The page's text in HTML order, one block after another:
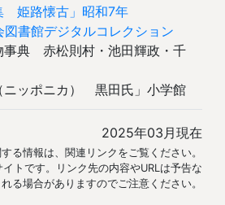
姫路懐古」昭和7年
書館デジタルコレクション
事典 赤松則村・池田輝政・千
ニッポニカ） 黒田氏」小学館
2025年03月現在
る情報は、関連リンクをご覧ください。
トです。リンク先の内容やURLは予告な
る場合がありますのでご注意ください。